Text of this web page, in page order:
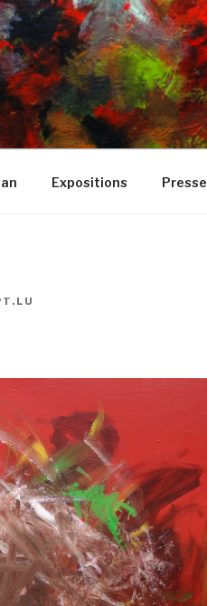
Expositions Presse